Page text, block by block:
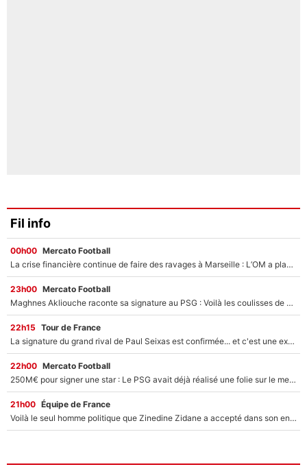
Fil info
00h00 Mercato Football
La crise financière continue de faire des ravages à Marseille : L’OM a placé 12 joueurs sur le marché des transferts… et ça pourrait lui rapporter près de 100M€ !
23h00 Mercato Football
Maghnes Akliouche raconte sa signature au PSG : Voilà les coulisses de son transfert de rêve à 50M€
22h15 Tour de France
La signature du grand rival de Paul Seixas est confirmée... et c'est une excellente nouvelle pour l'équipe Decathlon-CMA CGM !
22h00 Mercato Football
250M€ pour signer une star : Le PSG avait déjà réalisé une folie sur le mercato bien avant Neymar !
21h00 Équipe de France
Voilà le seul homme politique que Zinedine Zidane a accepté dans son entourage : «Je garde un très bon souvenir de lui»